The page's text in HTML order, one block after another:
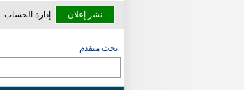
نشر إعلان إدارة الحساب
بحث متقدم